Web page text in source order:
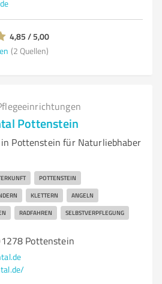
4,85 / 5,00
(2 Quellen)
Pottenstein
Pottenstein für Naturliebhaber
POTTENSTEIN
KLETTERN ANGELN
RADFAHREN SELBSTVERPFLEGUNG
Pottenstein